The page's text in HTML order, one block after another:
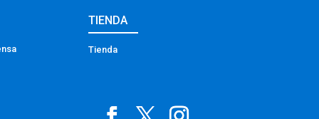
TIENDA
Tienda